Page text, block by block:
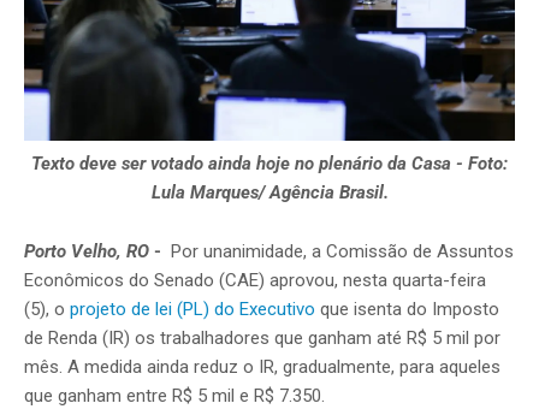
Texto deve ser votado ainda hoje no plenário da Casa - Foto:
Lula Marques/ Agência Brasil.
Porto Velho, RO -
Por unanimidade, a Comissão de Assuntos
Econômicos do Senado (CAE) aprovou, nesta quarta-feira
(5), o projeto de lei (PL) do Executivo que isenta do Imposto
de Renda (IR) os trabalhadores que ganham até R$ 5 mil por
mês. A medida ainda reduz o IR, gradualmente, para aqueles
que ganham entre R$ 5 mil e R$ 7.350.